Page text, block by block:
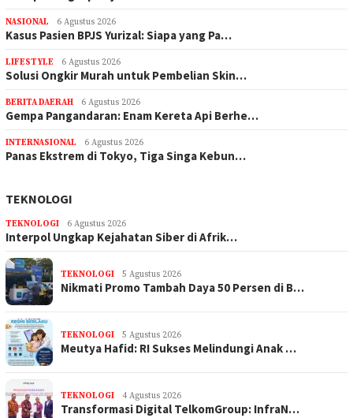
NASIONAL 6 Agustus 2026
Kasus Pasien BPJS Yurizal: Siapa yang Pa…
LIFESTYLE 6 Agustus 2026
Solusi Ongkir Murah untuk Pembelian Skin…
BERITA DAERAH 6 Agustus 2026
Gempa Pangandaran: Enam Kereta Api Berhe…
INTERNASIONAL 6 Agustus 2026
Panas Ekstrem di Tokyo, Tiga Singa Kebun…
TEKNOLOGI
TEKNOLOGI 6 Agustus 2026
Interpol Ungkap Kejahatan Siber di Afrik…
TEKNOLOGI 5 Agustus 2026
Nikmati Promo Tambah Daya 50 Persen di B…
TEKNOLOGI 5 Agustus 2026
Meutya Hafid: RI Sukses Melindungi Anak …
TEKNOLOGI 4 Agustus 2026
Transformasi Digital TelkomGroup: InfraN…